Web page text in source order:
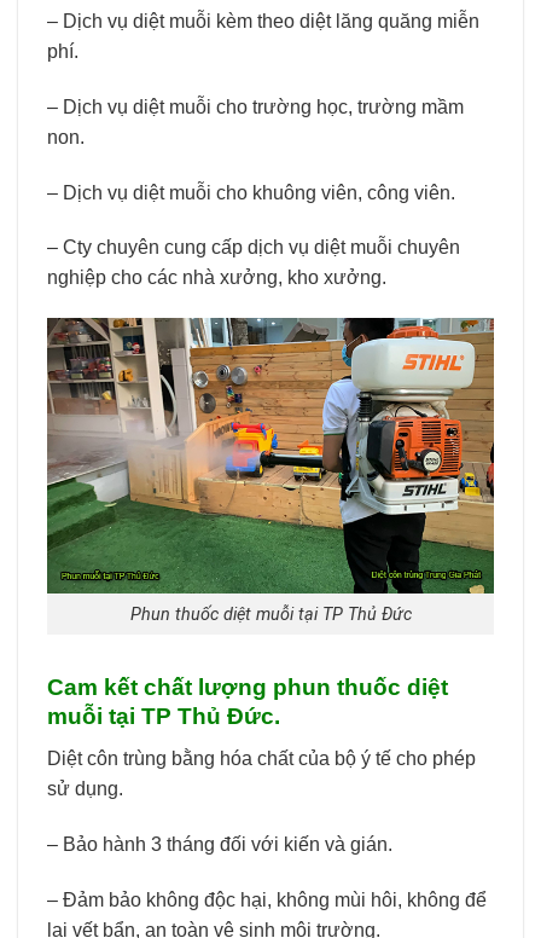
– Dịch vụ diệt muỗi kèm theo diệt lăng quăng miễn
phí.
– Dịch vụ diệt muỗi cho trường học, trường mầm
non.
– Dịch vụ diệt muỗi cho khuông viên, công viên.
– Cty chuyên cung cấp dịch vụ diệt muỗi chuyên
nghiệp cho các nhà xưởng, kho xưởng.
Phun thuốc diệt muỗi tại TP Thủ Đức
Cam kết chất lượng phun thuốc diệt
muỗi tại TP Thủ Đức.
Diệt côn trùng bằng hóa chất của bộ ý tế cho phép
sử dụng.
– Bảo hành 3 tháng đối với kiến và gián.
– Đảm bảo không độc hại, không mùi hôi, không để
lại vết bẩn, an toàn vệ sinh môi trường.